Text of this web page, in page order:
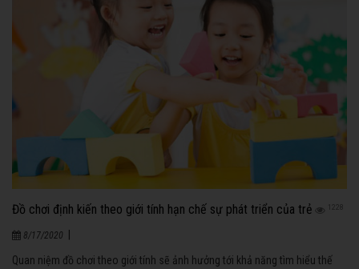
Đồ chơi định kiến theo giới tính hạn chế sự phát triển của trẻ 1228
8/17/2020
Quan niệm đồ chơi theo giới tính sẽ ảnh hưởng tới khả năng tìm hiểu thế